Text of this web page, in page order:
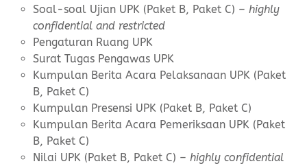
Soal-soal Ujian UPK (Paket B, Paket C) – highly
confidential and restricted
Pengaturan Ruang UPK
Surat Tugas Pengawas UPK
Kumpulan Berita Acara Pelaksanaan UPK (Paket
B, Paket C)
Kumpulan Presensi UPK (Paket B, Paket C)
Kumpulan Berita Acara Pemeriksaan UPK (Paket
B, Paket C)
Nilai UPK (Paket B, Paket C) – highly confidential